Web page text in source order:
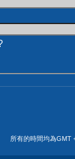
所有的時間均為GMT